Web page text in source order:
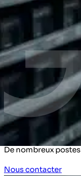
Nous contacter
Nous mettons tout
Administratif
Commercial et
Informatique
Ressources
Opérationnel
De nombreux
Nous contacter